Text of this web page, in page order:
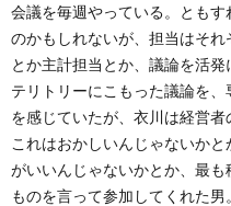
会議を毎週やっている。とも
のかもしれないが、担当はそ
とか主計担当とか、議論を活
テリトリーにこもった議論を
を感じていたが、衣川は経営者
これはおかしいんじゃないか
がいいんじゃないかとか、最
ものを言って参加してくれた男